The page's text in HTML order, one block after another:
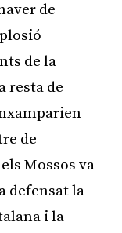
de
de la
resta de
de
Mossos va
defensat la
i la